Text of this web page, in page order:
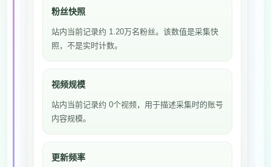
粉丝快照
站内当前记录约 1.20万名粉丝。该数值是采集快
照，不是实时计数。
视频规模
站内当前记录约 0个视频，用于描述采集时的账号
内容规模。
更新频率